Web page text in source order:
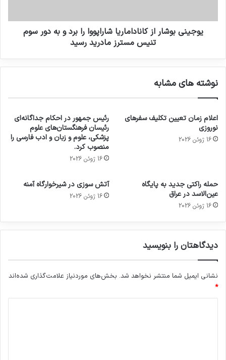
يوجينى بوشار از كاناداماريا شاراپووا را برد و به دور سوم
تنيس مسترز مادريد رسيد
نوشته های مشابه
اعلام زمان تعیین تکلیف سفرهای
نوروزی
16 ژوئن 2026
رئیس جمهور در احکام جداگانه‌ای
رئیسان فرهنگستان‌های علوم
پزشکی، علوم و زبان و ادب فارسی را
منصوب کرد.
16 ژوئن 2026
حمله راکتی جدید به پایگاه
عین‌الاسد در عراق
16 ژوئن 2026
آتش سوزی در شیرخوارگاه آمنه
16 ژوئن 2026
دیدگاهتان را بنویسید
نشانی ایمیل شما منتشر نخواهد شد. بخش‌های موردنیاز علامت‌گذاری شده‌اند
*